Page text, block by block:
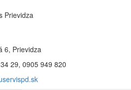
Prievidza
6, Prievidza
29, 0905 949 820